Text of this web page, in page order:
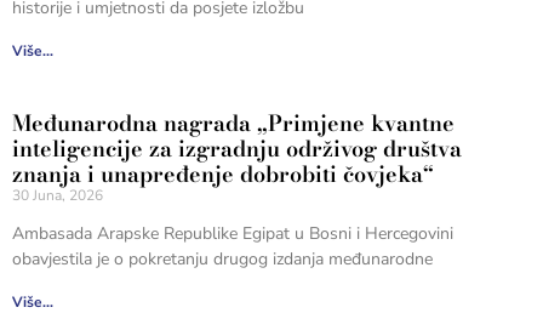
historije i umjetnosti da posjete izložbu
Više...
Međunarodna nagrada „Primjene kvantne
inteligencije za izgradnju održivog društva
znanja i unapređenje dobrobiti čovjeka“
30 Juna, 2026
Ambasada Arapske Republike Egipat u Bosni i Hercegovini
obavjestila je o pokretanju drugog izdanja međunarodne
Više...